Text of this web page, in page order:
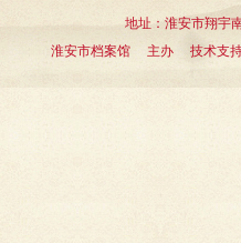
地址：淮安市翔宇
淮安市档案馆 主办 技术支持